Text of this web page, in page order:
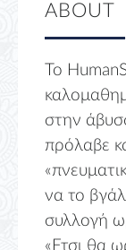
ABOUT
Το
στην
πρόλαβε
να το
συλλογή
«Ετσι θα